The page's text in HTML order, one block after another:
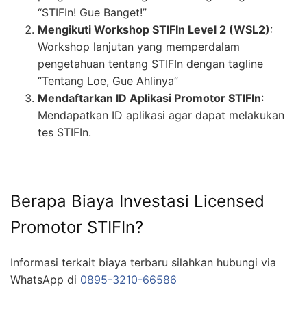
“STIFIn! Gue Banget!”
Mengikuti Workshop STIFIn Level 2 (WSL2):
Workshop lanjutan yang memperdalam
pengetahuan tentang STIFIn dengan tagline
“Tentang Loe, Gue Ahlinya”
Mendaftarkan ID Aplikasi Promotor STIFIn:
Mendapatkan ID aplikasi agar dapat melakukan
tes STIFIn.
Berapa Biaya Investasi Licensed
Promotor STIFIn?
Informasi terkait biaya terbaru silahkan hubungi via
WhatsApp di 0895-3210-66586